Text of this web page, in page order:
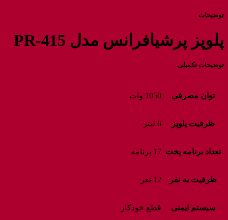
توضیحات
پلوپز پرشیافرانس مدل PR-415
توضیحات تکمیلی
توان مصرفی 1050 وات
ظرفیت پلوپز 6 لیتر
تعداد برنامه پخت 17 برنامه
ظرفیت به نفر 12 نفر
سیستم ایمنی قطع خودکار